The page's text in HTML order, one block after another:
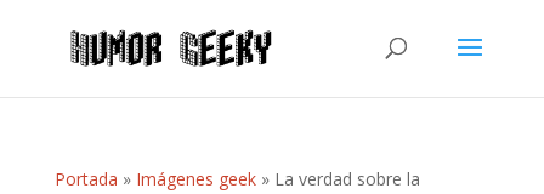
Portada » Imágenes geek» La verdad sobre la